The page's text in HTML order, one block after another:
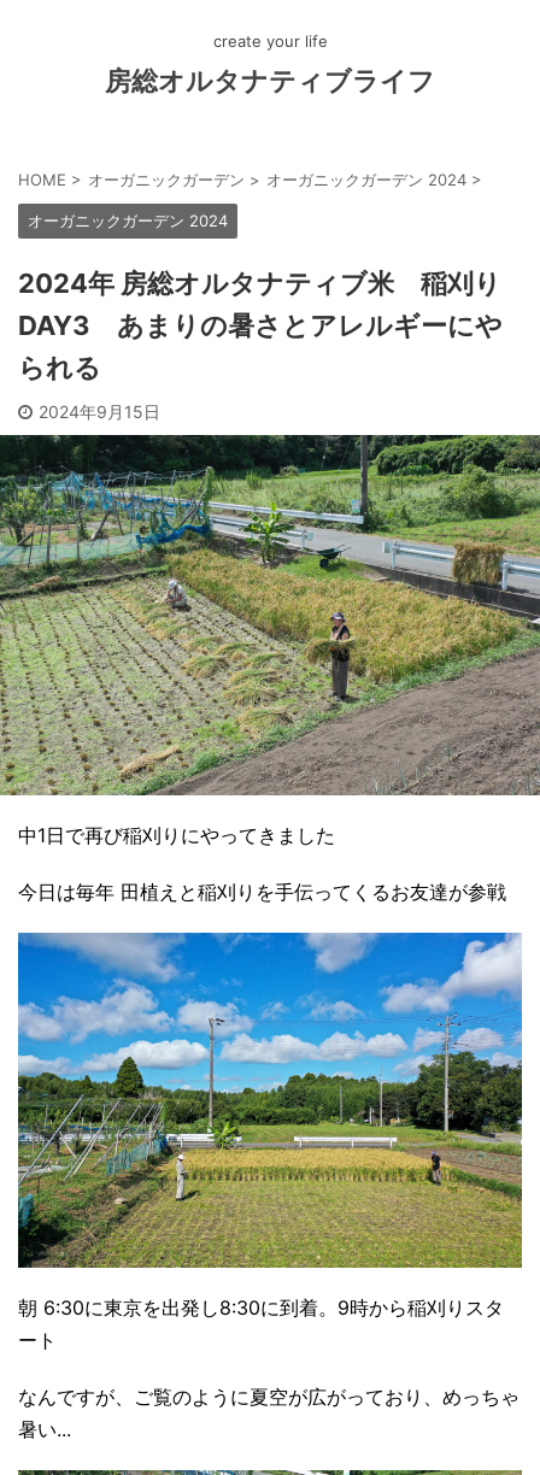
create your life
房総オルタナティブライフ
HOME > オーガニックガーデン > オーガニックガーデン 2024 >
オーガニックガーデン 2024
2024年 房総オルタナティブ米 稲刈り
DAY3 あまりの暑さとアレルギーにや
られる
2024年9月15日
中1日で再び稲刈りにやってきました
今日は毎年 田植えと稲刈りを手伝ってくるお友達が参戦
朝 6:30に東京を出発し8:30に到着。9時から稲刈りスタ
ート
なんですが、ご覧のように夏空が広がっており、めっちゃ
暑い...